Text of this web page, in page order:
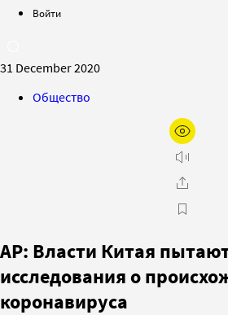
Войти
31 December 2020
Общество
AP: Власти Китая
исследования о
коронавируса